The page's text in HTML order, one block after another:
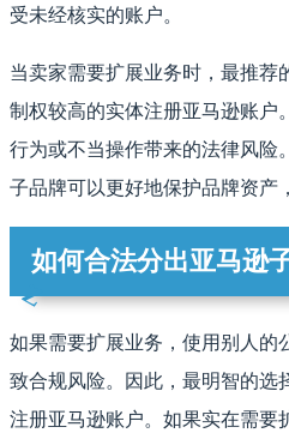
受未经核实的账户。
当卖家需要扩展业务时，最推荐
制权较高的实体注册亚马逊账户
行为或不当操作带来的法律风险
子品牌可以更好地保护品牌资产
如何合法分出亚马逊
如果需要扩展业务，使用别人的
致合规风险。因此，最明智的选
注册亚马逊账户。如果实在需要